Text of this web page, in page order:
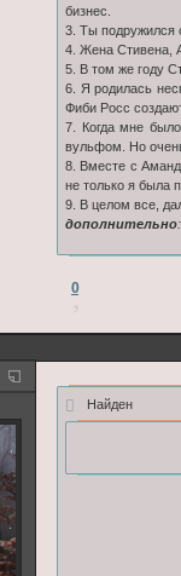
бизнес.
3. Ты подружился
4. Жена Стивена,
5. В том же году
6. Я родилась
Фиби Росс
7. Когда мне
вульфом. Но
8. Вместе с
не только я была
9. В целом все,
дополнительно:
0
Найден